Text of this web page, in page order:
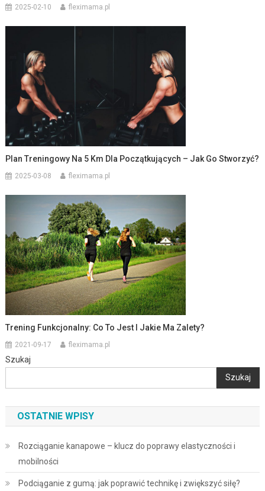
2025-02-10 fleximama.pl
Plan Treningowy Na 5 Km Dla Początkujących – Jak Go Stworzyć?
2025-03-08 fleximama.pl
Trening Funkcjonalny: Co To Jest I Jakie Ma Zalety?
2021-09-17 fleximama.pl
Szukaj
Szukaj
OSTATNIE WPISY
Rozciąganie kanapowe – klucz do poprawy elastyczności i
mobilności
Podciąganie z gumą: jak poprawić technikę i zwiększyć siłę?